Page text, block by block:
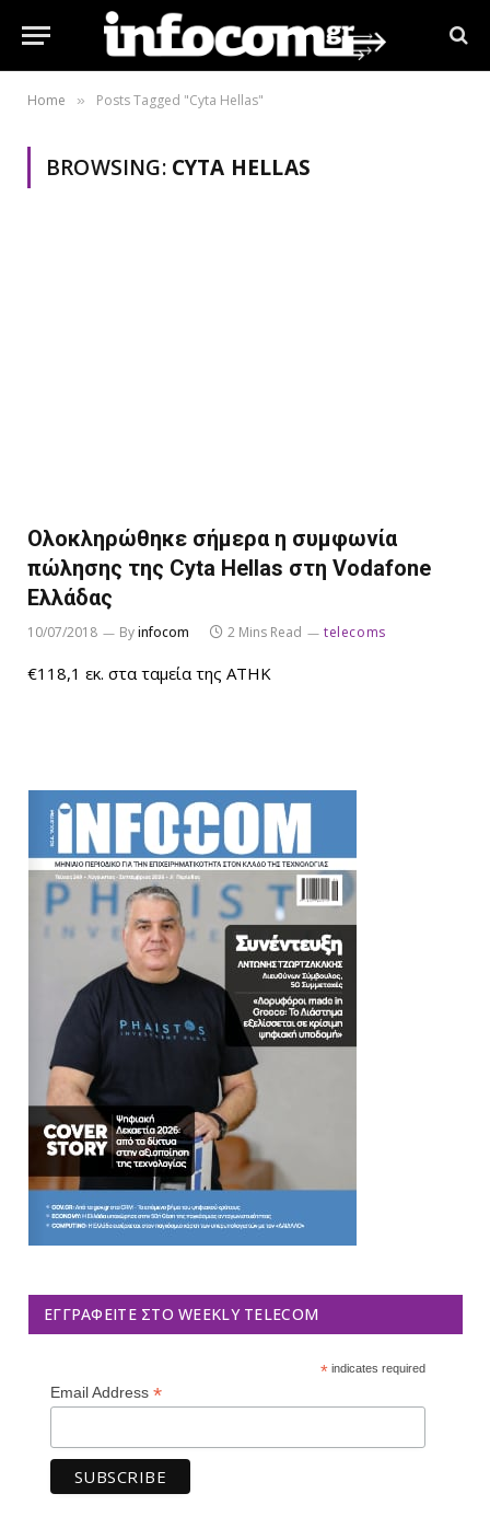
Home » Posts Tagged "Cyta Hellas"
BROWSING: CYTA HELLAS
Ολοκληρώθηκε σήμερα η συμφωνία
πώλησης της Cyta Hellas στη Vodafone
Ελλάδας
10/07/2018 Byinfocom 2 Mins Read telecoms
€118,1 εκ. στα ταμεία της ΑΤΗΚ
ΕΓΓΡΑΦΕΊΤΕ ΣΤΟ WEEKLY TELECOM
*indicates required
Email Address *